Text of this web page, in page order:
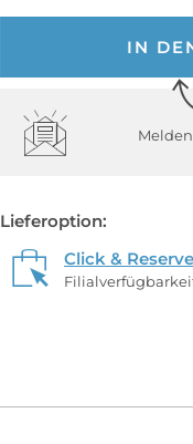
IN
Lieferoption:
Click & Reserve